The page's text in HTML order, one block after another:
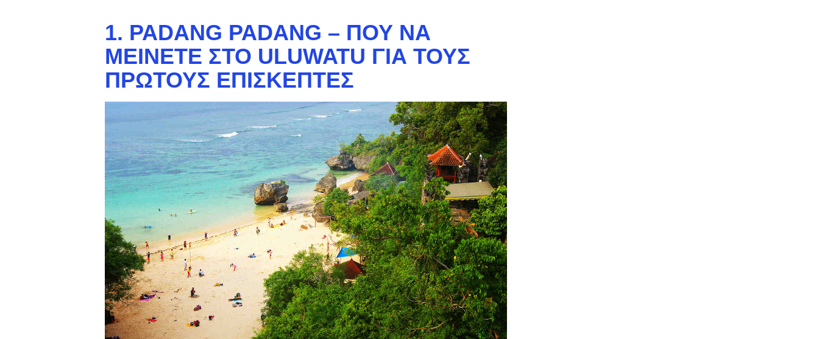
1. PADANG PADANG – ΠΟΎ ΝΑ
ΜΕΊΝΕΤΕ ΣΤΟ ULUWATU ΓΙΑ ΤΟΥΣ
ΠΡΏΤΟΥΣ ΕΠΙΣΚΈΠΤΕΣ